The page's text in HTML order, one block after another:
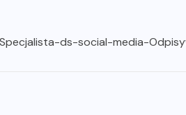
ds-social-media-